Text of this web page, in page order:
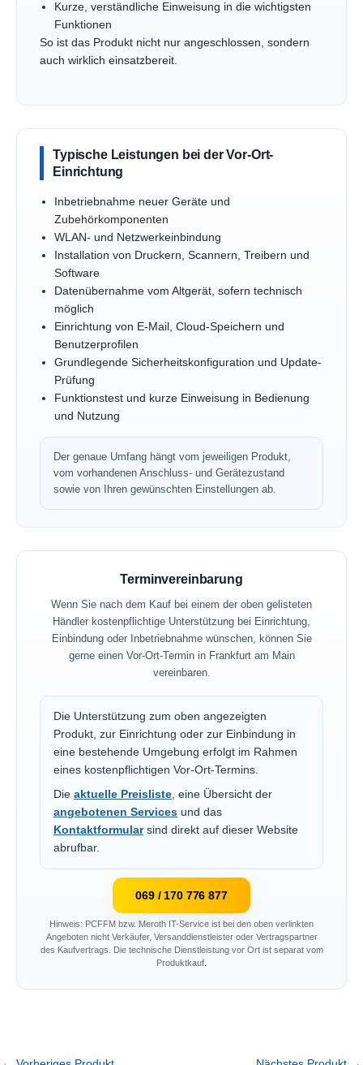
Kurze, verständliche Einweisung in die wichtigsten
Funktionen
So ist das Produkt nicht nur angeschlossen, sondern
auch wirklich einsatzbereit.
Typische Leistungen bei der Vor-Ort-
Einrichtung
Inbetriebnahme neuer Geräte und
Zubehörkomponenten
WLAN- und Netzwerkeinbindung
Installation von Druckern, Scannern, Treibern und
Software
Datenübernahme vom Altgerät, sofern technisch
möglich
Einrichtung von E-Mail, Cloud-Speichern und
Benutzerprofilen
Grundlegende Sicherheitskonfiguration und Update-
Prüfung
Funktionstest und kurze Einweisung in Bedienung
und Nutzung
Der genaue Umfang hängt vom jeweiligen Produkt,
vom vorhandenen Anschluss- und Gerätezustand
sowie von Ihren gewünschten Einstellungen ab.
Terminvereinbarung
Wenn Sie nach dem Kauf bei einem der oben gelisteten
Händler kostenpflichtige Unterstützung bei Einrichtung,
Einbindung oder Inbetriebnahme wünschen, können Sie
gerne einen Vor-Ort-Termin in Frankfurt am Main
vereinbaren.
Die Unterstützung zum oben angezeigten
Produkt, zur Einrichtung oder zur Einbindung in
eine bestehende Umgebung erfolgt im Rahmen
eines kostenpflichtigen Vor-Ort-Termins.
Die aktuelle Preisliste, eine Übersicht der
angebotenen Services und das
Kontaktformularsind direkt auf dieser Website
abrufbar.
069 / 170 776 877
Hinweis: PCFFM bzw. Meroth IT-Service ist bei den oben verlinkten
Angeboten nicht Verkäufer, Versanddienstleister oder Vertragspartner
des Kaufvertrags. Die technische Dienstleistung vor Ort ist separat vom
Produktkauf.